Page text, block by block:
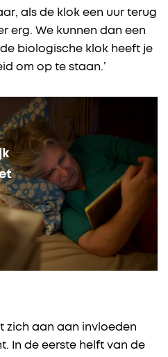
als de klok een uur terug
erg. We kunnen dan een
biologische klok heeft je
om op te staan.’
zich aan aan invloeden
In de eerste helft van de